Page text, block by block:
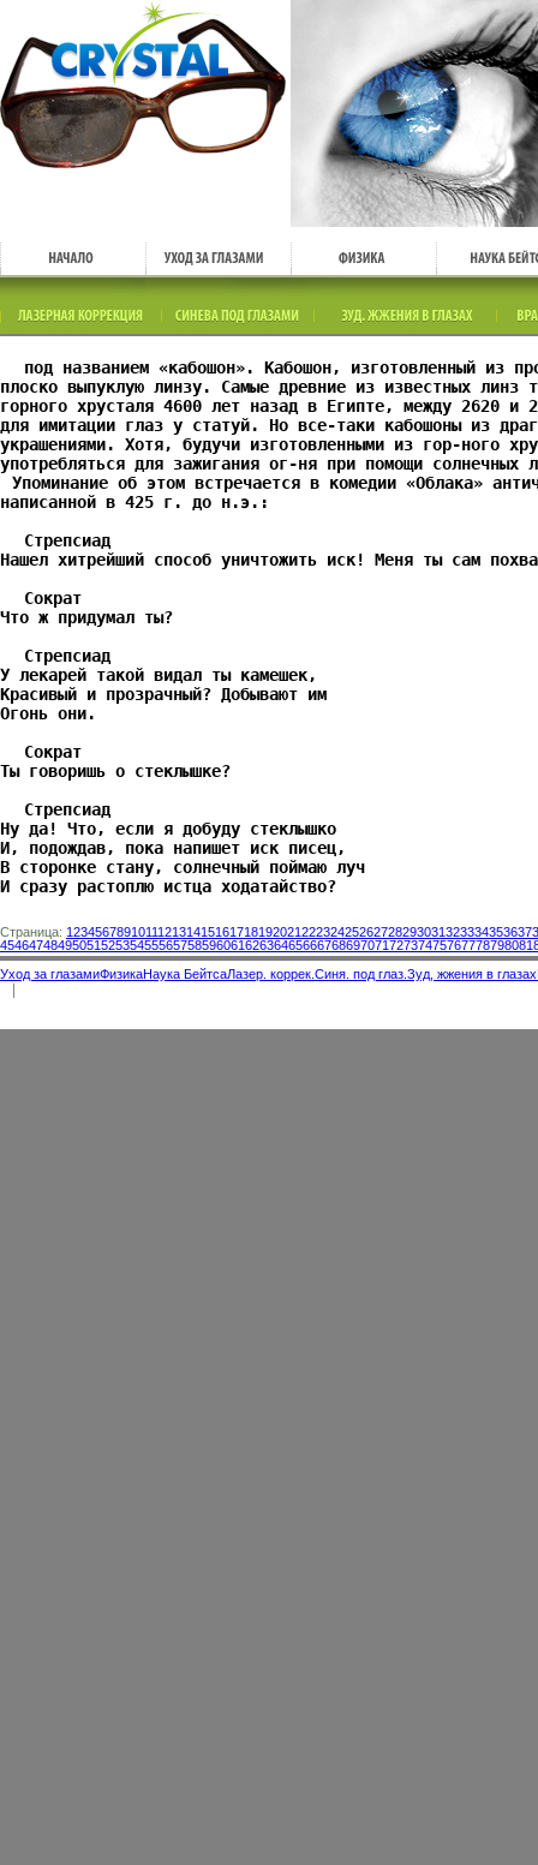
под названием «кабошон». Кабошон, изготовленный из
плоско выпуклую линзу. Самые древние из известных линз
горного хрусталя 4600 лет назад в Египте, между 2620
для имитации глаз у статуй. Но все-таки кабошоны из
украшениями. Хотя, будучи изготовленными из гор-ного
употребляться для зажигания ог-ня при помощи солнечных
Упоминание об этом встречается в комедии «Облака»
написанной в 425 г. до н.э.:
Стрепсиад
Нашел хитрейший способ уничтожить иск! Меня ты сам
Сократ
Что ж придумал ты?
Стрепсиад
У лекарей такой видал ты камешек,
Красивый и прозрачный? Добывают им
Огонь они.
Сократ
Ты говоришь о стеклышке?
Стрепсиад
Ну да! Что, если я добуду стеклышко
И, подождав, пока напишет иск писец,
В сторонке стану, солнечный поймаю луч
И сразу растоплю истца ходатайство?
Страница: 12345678910111213141516171819202122232425262728293031323334353637
45464748495051525354555657585960616263646566676869707172737475767778798081
Уход за глазамиФизикаНаука БейтсаЛазер. коррек. Синя. под глаз. Зуд, жжения в глазах